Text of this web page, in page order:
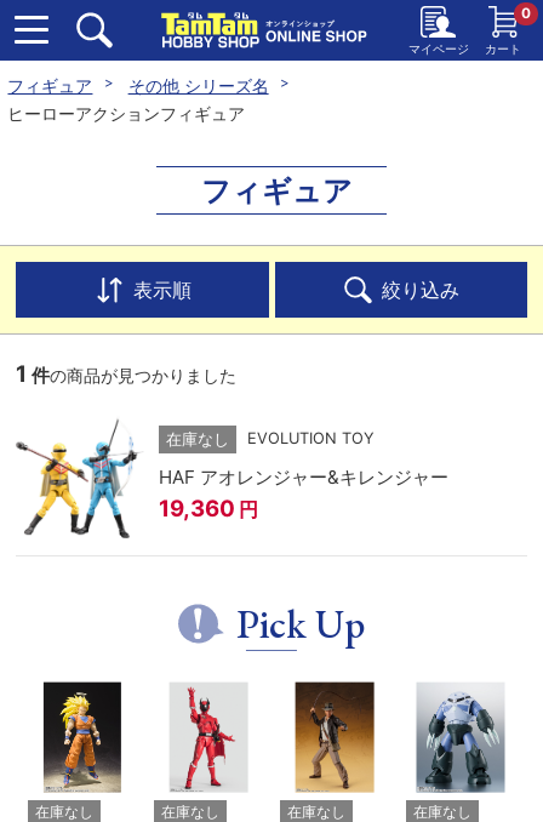
マイページ カート
0
フィギュア
その他 シリーズ名
ヒーローアクションフィギュア
フィギュア
表示順 絞り込み
1 件の商品が見つかりました
在庫なし EVOLUTION TOY
HAF アオレンジャー&キレンジャー
19,360 円
Pick Up
在庫なし 在庫なし 在庫なし 在庫なし